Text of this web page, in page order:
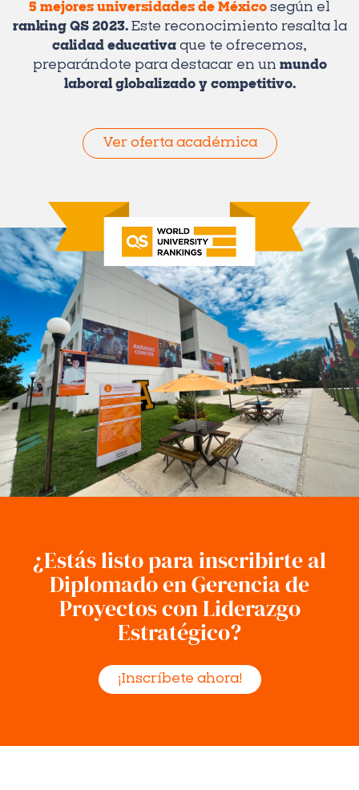
5 mejores universidades de México según el
ranking QS 2023.Este reconocimiento resalta la
calidad educativa que te ofrecemos,
preparándote para destacar en un mundo
laboral globalizado y competitivo.
Ver oferta académica
¿Estás listo para inscribirte al
Diplomado en Gerencia de
Proyectos con Liderazgo
Estratégico?
¡Inscríbete ahora!